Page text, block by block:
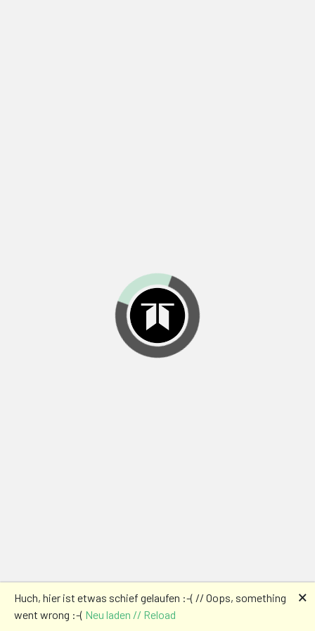
Huch, hier ist etwas schief gelaufen :-( // Oops, something
went wrong :-( Neu laden // Reload
🗙